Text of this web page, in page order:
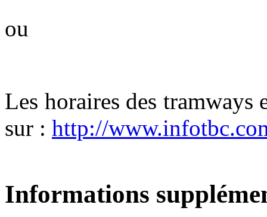
ou
Les horaires des
sur : http://
Informations